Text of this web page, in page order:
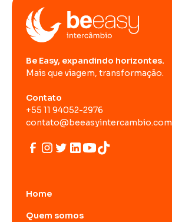
Be Easy, expandindo horizontes.
Mais que viagem, transformação.
Contato
+55 11 94052-2976
contato@beeasyintercambio.com
Home
Quem somos